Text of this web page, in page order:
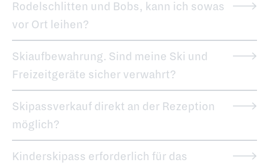
Rodelschlitten und Bobs, kann ich sowas
vor Ort leihen?
Skiaufbewahrung. Sind meine Ski und
Freizeitgeräte sicher verwahrt?
Skipassverkauf direkt an der Rezeption
möglich?
Kinderskipass erforderlich für das